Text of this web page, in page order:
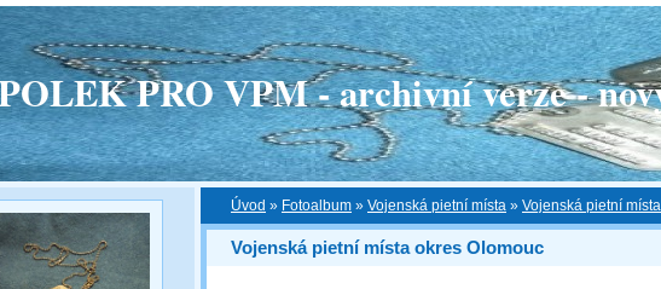
PRO VPM - archivní verze -
Úvod » Fotoalbum » Vojenská pietní místa » Vojenská pietní
Vojenská pietní místa okres Olomouc